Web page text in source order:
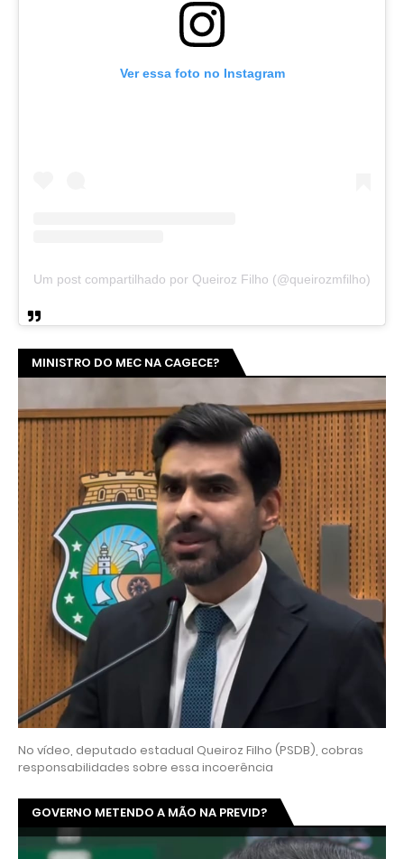
Ver essa foto no Instagram
Um post compartilhado por Queiroz Filho (@queirozmfilho)
MINISTRO DO MEC NA CAGECE?
No vídeo, deputado estadual Queiroz Filho (PSDB), cobras
responsabilidades sobre essa incoerência
GOVERNO METENDO A MÃO NA PREVID?